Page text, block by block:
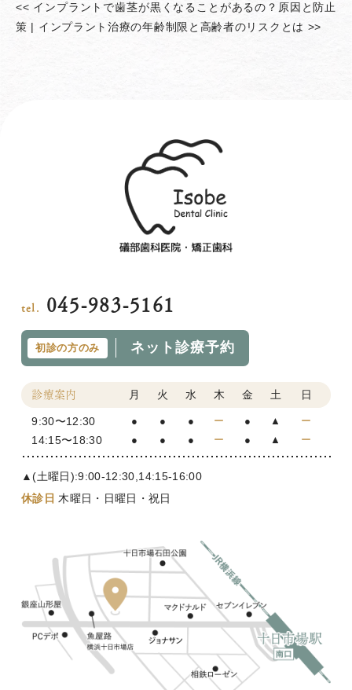
<< インプラントで歯茎が黒くなることがあるの？原因と防止
策 | インプラント治療の年齢制限と高齢者のリスクとは >>
tel. 045-983-5161
初診の方のみ ネット診療予約
診療案内 月 火 水 木 金 土 日
9:30〜12:30 ● ● ● ー ● ▲ ー
14:15〜18:30 ● ● ● ー ● ▲ ー
▲(土曜日):9:00-12:30,14:15-16:00
休診日 木曜日・日曜日・祝日